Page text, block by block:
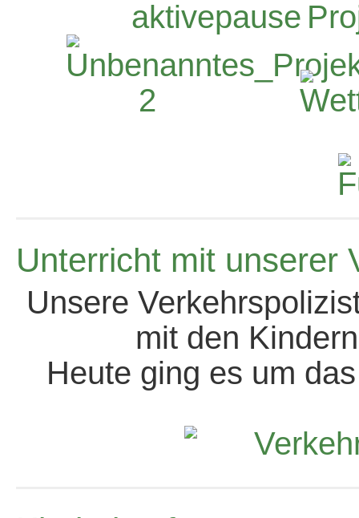
Unterricht mit unserer
Unsere
mit den
Heute ging es um